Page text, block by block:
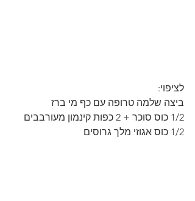
לציפוי:
ביצה שלמה טרופה עם כף מי ברז
1/2 כוס סוכר + 2 כפות קינמון מעורבבים
1/2 כוס אגוזי מלך גרוסים